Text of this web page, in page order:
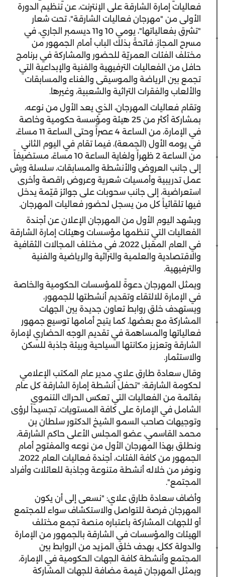
فعاليات إمارة الشارقة على الإنترنت، عن تنظيم الدورة
الأولى من "مهرجان فعاليات الشارقة"، تحت شعار
"تشرق بفعالياتها"، يومي 10 و11 ديسمبر الجاري، في
مسرح المجاز، فاتحةً بذلك الباب أمام الجمهور من
مختلف الفئات العمريّة للحضور والمشاركة في برنامج
حافل من الفعاليات الترفيهية والفنية والإبداعية التي
تجمع بين الرياضة والموسيقى والغناء والمسابقات
والألعاب والفقرات التراثية والشعبية، وغيرها.
وتقام فعاليات المهرجان، الذي يعد الأول من نوعه،
بمشاركة أكثر من 25 هيئة ومؤسسة حكومية وخاصة
في الإمارة، من الساعة 4 عصراً وحتى الساعة 11 مساءً،
في يومه الأول (الجمعة)، فيما تقام في اليوم الثاني
من الساعة 2 ظهراً ولغاية الساعة 10 مساءً، مستضيفاً
إلى جانب العروض والأنشطة والمسابقات، سلسلة ورش
عمل تدريبية وأمسيات شعرية وعروض راقصة وأخرى
استعراضية، إلى جانب سحوبات على جوائز قيّمة يدخل
فيها تلقائياً كل من يسجل لحضور فعاليات المهرجان.
ويشهد اليوم الأول من المهرجان الإعلان عن أجندة
الفعاليات التي تنظمها مؤسسات وهيئات إمارة الشارقة
في العام المقبل 2022، في مختلف المجالات الثقافية
والاقتصادية والعلمية والتراثية والرياضية والفنية
والترفيهية.
ويمثل المهرجان دعوةً للمؤسسات الحكومية والخاصة
في الإمارة للالتقاء وتقديم أنشطتها للجمهور،
ويستهدف خلق روابط تعاون جديدة بين الجهات
المشاركة مع بعضها، كما يتيح أمامها توسيع جمهور
فعالياتها والمساهمة في تقديم الوجه الحضاري لإمارة
الشارقة وتعزيز مكانتها السياحية وبيئة جاذبة للسكن
والاستثمار.
وقال سعادة طارق علاي، مدير عام المكتب الإعلامي
لحكومة الشارقة: "تحفل أنشطة إمارة الشارقة كل عام
بقائمة من الفعاليات التي تعكس الحراك التنموي
الشامل في الإمارة على كافة المستويات، تجسيداً لرؤى
وتوجيهات صاحب السمو الشيخ الدكتور سلطان بن
محمد القاسمي، عضو المجلس الأعلى حاكم الشارقة،
ونطلق بهذا المهرجان الأول من نوعه والمفتوح أمام
الجمهور من كافة الفئات، أجندة فعاليات العام 2022،
ونوفر من خلاله أنشطة متنوعة وجاذبة للعائلات وأفراد
المجتمع".
وأضاف سعادة طارق علاي: "نسعى إلى أن يكون
المهرجان فرصة للتواصل والاستكشاف سواء للمجتمع
أو للجهات المشاركة باعتباره منصة تجمع مختلف
الهيئات والمؤسسات في الشارقة بالجمهور من الإمارة
والدولة ككل، بهدف خلق المزيد من الروابط بين
المجتمع وأنشطة كافة الجهات الحكومية في الإمارة،
ويمثل المهرجان قيمة مضافة للجهات المشاركة